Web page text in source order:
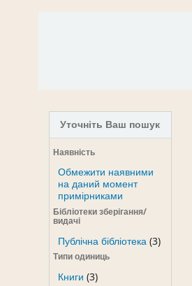
Уточніть Ваш пошук
Наявність
Обмежити наявними
на даний момент
примірниками
Бібліотеки зберігання/
видачі
Публічна бібліотека(3)
Типи одиниць
Книги (3)